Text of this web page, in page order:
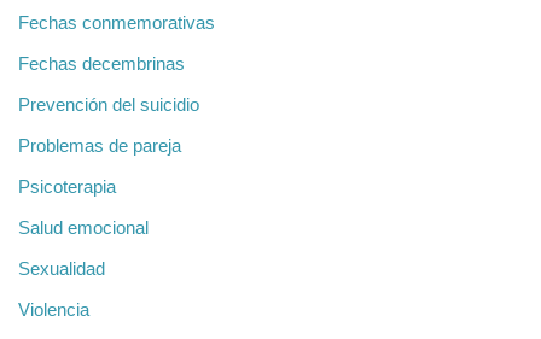
Fechas conmemorativas
Fechas decembrinas
Prevención del suicidio
Problemas de pareja
Psicoterapia
Salud emocional
Sexualidad
Violencia